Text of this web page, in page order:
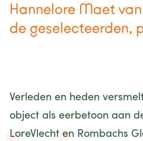
Hannelore Maet
de geselecteerden,
Verleden en heden
object als eerbetoon aan
LoreVlecht en Rombachs